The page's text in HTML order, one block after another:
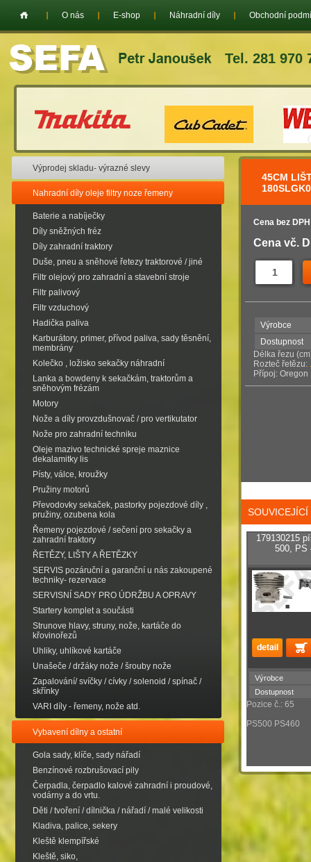
Tel. 281 970
O nás E-shop Náhradní díly Obchodní
Výprodej skladu- výrazné slevy
Nahradní díly oleje filtry noze řemeny
Baterie a nabíječky
Díly sněžných fréz
Díly zahradní traktory
Duše, pneu a sněhové řetezy traktorové / jiné
Filtr olejový pro zahradní a stavební stroje
Filtr palivový
Filtr vzduchový
Hadička paliva
Karburátory, primer, přívod paliva, sady těsnění,
membrány
Kolečko , ložisko sekačky náhradní
Lanka a bowdeny k sekačkám, traktorům a
sněhovým frézám
Motory
Nože a díly provzdušnovač / pro vertikutator
Nože pro zahradní techniku
Oleje mazivo technické spreje maznice
dekalamitky lis
Písty, válce, kroužky
Pružiny motorů
Převodovky sekaček, pastorky pojezdové díly ,
pružiny, ozubena kola
Řemeny pojezdové / sečení pro sekačky a
zahradní traktory
ŘETĚZY, LIŠTY A ŘETĚZKY
SERVIS pozáruční a garanční u nás zakoupené
techniky- rezervace
SERVISNÍ SADY PRO ÚDRŽBU A OPRAVY
Startery komplet a součásti
Strunove hlavy, struny, nože, kartáče do
křovinořezů
Uhliky, uhlíkové kartáče
Unašeče / držáky nože / šrouby nože
Zapalování/ svíčky / cívky / solenoid / spínač /
skřínky
VARI díly - řemeny, nože atd.
Vybavení dílny a ostatní
Gola sady, klíče, sady nářadí
Benzínové rozbrušovací pily
Čerpadla, čerpadlo kalové zahradní i proudové,
vodárny a do vrtu.
Děti / tvoření / dílnička / nářadí / malé velikosti
Kladiva, palice, sekery
Kleště klempířské
Kleště, siko,
45CM
Cena bez
Cena vč.
Výrobce
Dostupnost
Délka řezu
Rozteč řetězu:
Přípoj:
179130215
500, PS
Výrobce
Dostupnost
Pozice č.: 65
PS500 PS460